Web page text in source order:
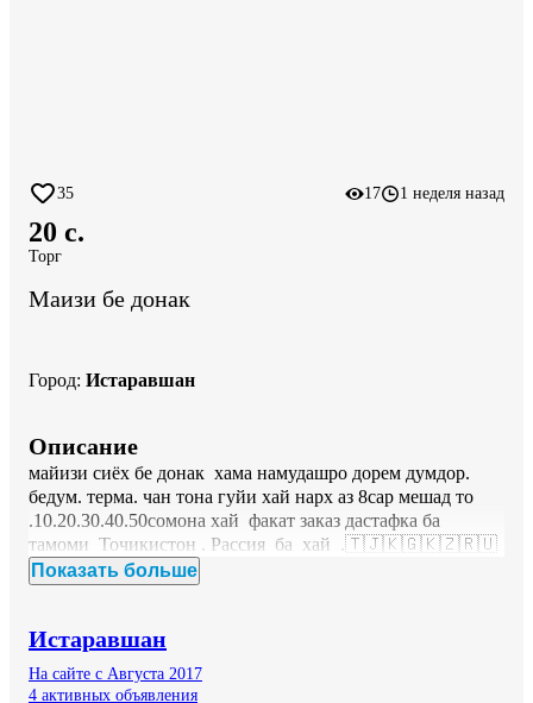
35 17 1 неделя назад
20 c.
Торг
Маизи бе донак
Город: Истаравшан
Описание
майизи сиёх бе донак  хама намудашро дорем думдор.
бедум. терма. чан тона гуйи хай нарх аз 8сар мешад то
.10.20.30.40.50сомона хай  факат заказ дастафка ба
тамоми  Точикистон . Рассия  ба  хай  .🇹🇯🇰🇬🇰🇿🇷🇺
Показать больше
Истаравшан
На сайте с Августа 2017
4 активных объявления